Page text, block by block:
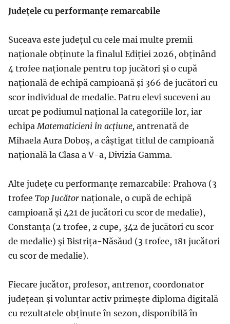
Județele cu performanțe remarcabile
Suceava este județul cu cele mai multe premii
naționale obținute la finalul Ediției 2026, obținând
4 trofee naționale pentru top jucători și o cupă
națională de echipă campioană și 366 de jucători cu
scor individual de medalie. Patru elevi suceveni au
urcat pe podiumul național la categoriile lor, iar
echipa Matematicieni în acțiune, antrenată de
Mihaela Aura Doboș, a câștigat titlul de campioană
națională la Clasa a V-a, Divizia Gamma.
Alte județe cu performanțe remarcabile: Prahova (3
trofee Top Jucător naționale, o cupă de echipă
campioană și 421 de jucători cu scor de medalie),
Constanța (2 trofee, 2 cupe, 342 de jucători cu scor
de medalie) și Bistrița-Năsăud (3 trofee, 181 jucători
cu scor de medalie).
Fiecare jucător, profesor, antrenor, coordonator
județean și voluntar activ primește diploma digitală
cu rezultatele obținute în sezon, disponibilă în